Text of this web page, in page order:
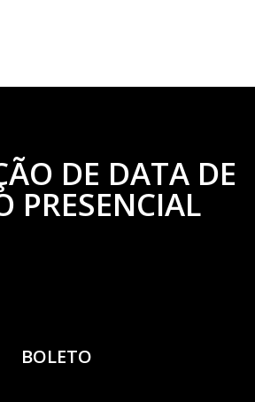
DE DATA DE
PRESENCIAL
BOLETO